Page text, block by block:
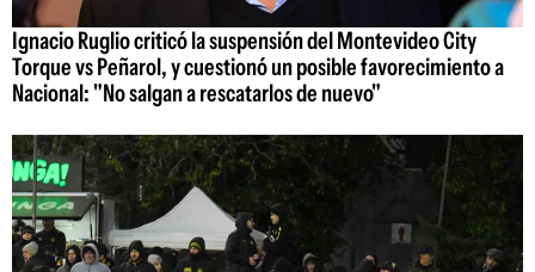
Ignacio Ruglio criticó la suspensión del Montevideo City
Torque vs Peñarol, y cuestionó un posible favorecimiento a
Nacional: "No salgan a rescatarlos de nuevo"